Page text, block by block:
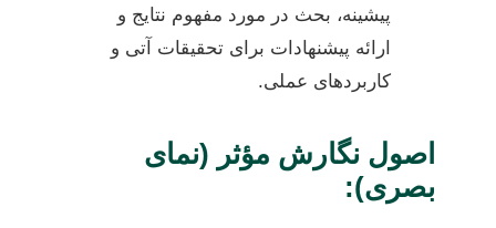
پیشینه، بحث در مورد مفهوم نتایج و
ارائه پیشنهادات برای تحقیقات آتی و
کاربردهای عملی.
اصول نگارش مؤثر (نمای
بصری):